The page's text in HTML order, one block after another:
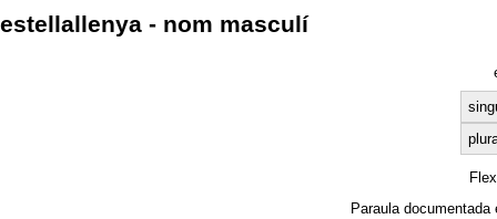
estellallenya - nom masculí
Paraula